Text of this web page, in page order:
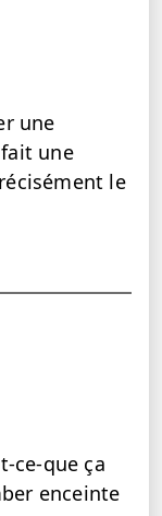
une
une
le
ce-que ça
enceinte